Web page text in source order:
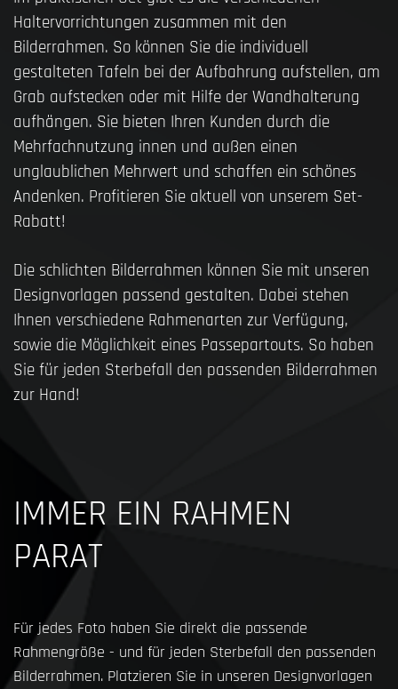
Haltervorrichtungen zusammen mit den
Bilderrahmen. So können Sie die individuell
gestalteten Tafeln bei der Aufbahrung aufstellen, am
Grab aufstecken oder mit Hilfe der Wandhalterung
aufhängen. Sie bieten Ihren Kunden durch die
Mehrfachnutzung innen und außen einen
unglaublichen Mehrwert und schaffen ein schönes
Andenken. Profitieren Sie aktuell von unserem Set-
Rabatt!
Die schlichten Bilderrahmen können Sie mit unseren
Designvorlagen passend gestalten. Dabei stehen
Ihnen verschiedene Rahmenarten zur Verfügung,
sowie die Möglichkeit eines Passepartouts. So haben
Sie für jeden Sterbefall den passenden Bilderrahmen
zur Hand!
IMMER EIN RAHMEN
PARAT
Für jedes Foto haben Sie direkt die passende
Rahmengröße - und für jeden Sterbefall den passenden
Bilderrahmen. Platzieren Sie in unseren Designvorlagen